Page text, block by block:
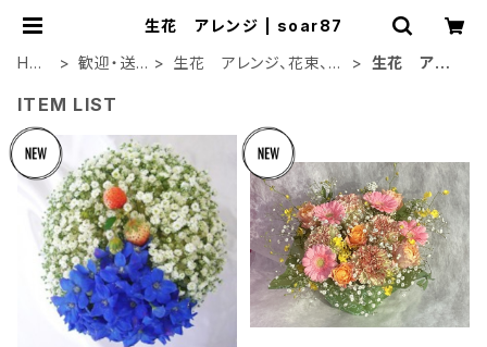
生花 アレンジ | soar87
HO
歓迎・送
生花 アレンジ、花束、バ
生花 アレ
ITEM LIST